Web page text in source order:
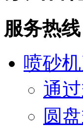
服务热线
喷砂
通
圆